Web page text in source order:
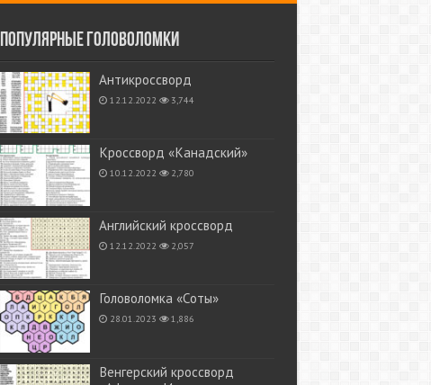
Популярные головоломки
Антикроссворд
12.12.2022 3,744
Кроссворд «Канадский»
10.12.2022 2,780
Английский кроссворд
12.12.2022 2,057
Головоломка «Соты»
28.01.2023 1,886
Венгерский кроссворд